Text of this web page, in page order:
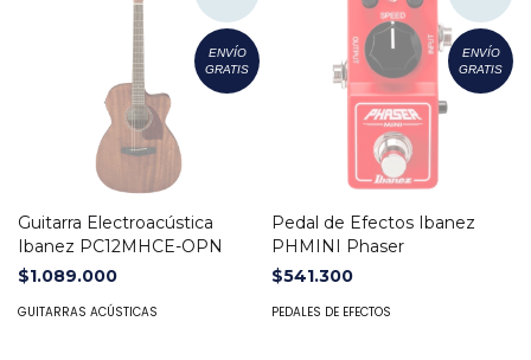
ENVÍO
GRATIS
Guitarra Electroacústica
Ibanez PC12MHCE-OPN
$1.089.000
GUITARRAS ACÚSTICAS
ENVÍO
GRATIS
Pedal de Efectos Ibanez
PHMINI Phaser
$541.300
PEDALES DE EFECTOS